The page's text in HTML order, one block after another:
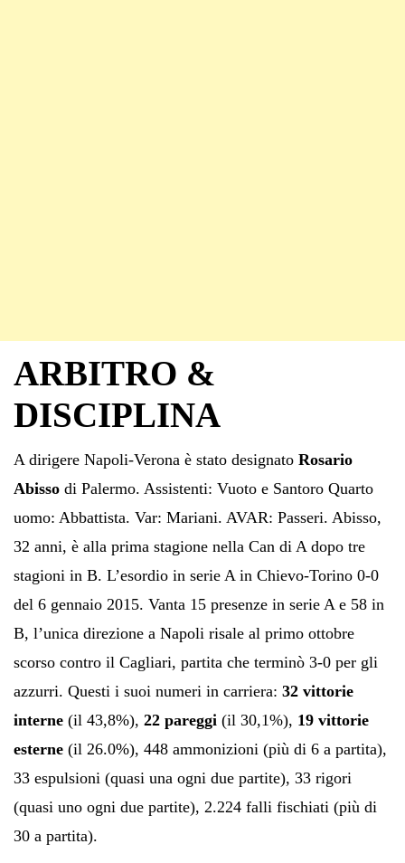
ARBITRO &
DISCIPLINA
A dirigere Napoli-Verona è stato designato Rosario
Abisso di Palermo. Assistenti: Vuoto e Santoro Quarto
uomo: Abbattista. Var: Mariani. AVAR: Passeri. Abisso,
32 anni, è alla prima stagione nella Can di A dopo tre
stagioni in B. L’esordio in serie A in Chievo-Torino 0-0
del 6 gennaio 2015. Vanta 15 presenze in serie A e 58 in
B, l’unica direzione a Napoli risale al primo ottobre
scorso contro il Cagliari, partita che terminò 3-0 per gli
azzurri. Questi i suoi numeri in carriera: 32 vittorie
interne (il 43,8%), 22 pareggi (il 30,1%), 19 vittorie
esterne (il 26.0%), 448 ammonizioni (più di 6 a partita),
33 espulsioni (quasi una ogni due partite), 33 rigori
(quasi uno ogni due partite), 2.224 falli fischiati (più di
30 a partita).